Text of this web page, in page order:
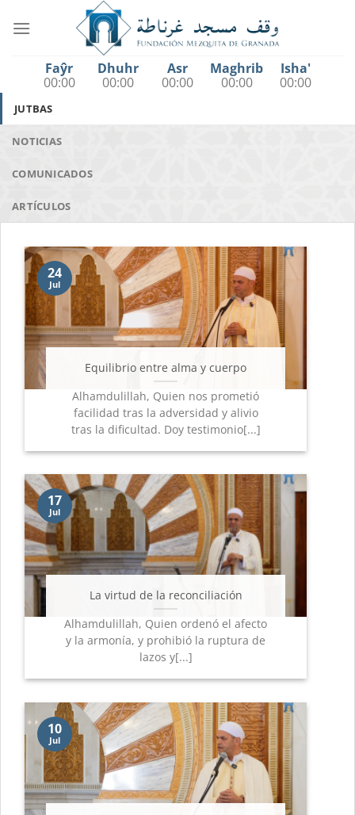
Faŷr
00:00
Dhuhr
00:00
Asr
00:00
Maghrib
00:00
Isha'
00:00
JUTBAS
NOTICIAS
COMUNICADOS
ARTÍCULOS
Equilibrio entre alma y cuerpo
Alhamdulillah, Quien nos prometió
facilidad tras la adversidad y alivio
tras la dificultad. Doy testimonio[...]
24
Jul
La virtud de la reconciliación
Alhamdulillah, Quien ordenó el afecto
y la armonía, y prohibió la ruptura de
lazos y[...]
17
Jul
10
Jul